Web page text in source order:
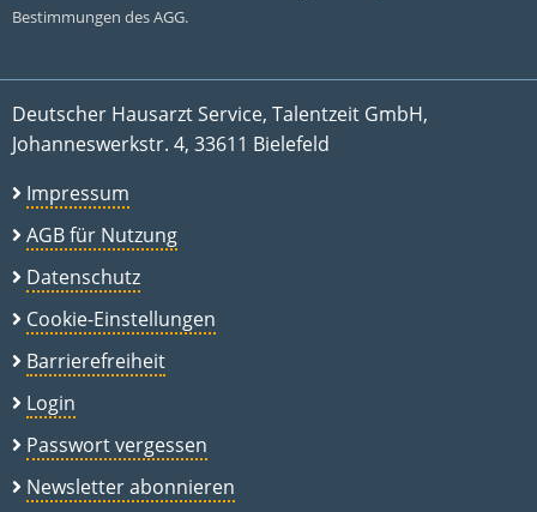
Bestimmungen des AGG.
Deutscher Hausarzt Service, Talentzeit GmbH,
Johanneswerkstr. 4, 33611 Bielefeld
Impressum
AGB für Nutzung
Datenschutz
Cookie-Einstellungen
Barrierefreiheit
Login
Passwort vergessen
Newsletter abonnieren